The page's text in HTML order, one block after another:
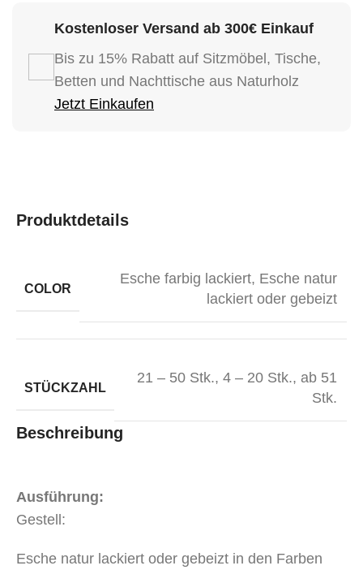
Kostenloser Versand ab 300€ Einkauf
Bis zu 15% Rabatt auf Sitzmöbel, Tische,
Betten und Nachttische aus Naturholz
Jetzt Einkaufen
Produktdetails
COLOR
Esche farbig lackiert, Esche natur
lackiert oder gebeizt
STÜCKZAHL
21 – 50 Stk., 4 – 20 Stk., ab 51
Stk.
Beschreibung
Ausführung:
Gestell:
Esche natur lackiert oder gebeizt in den Farben